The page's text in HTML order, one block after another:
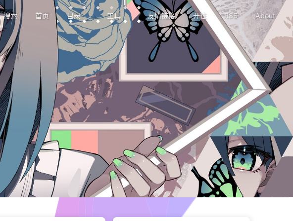
搜索 首页 目录 工具 友情链接 开往 RSS About